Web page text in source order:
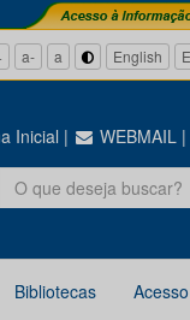
a- a English
Inicial | WEBMAIL |
Bibliotecas